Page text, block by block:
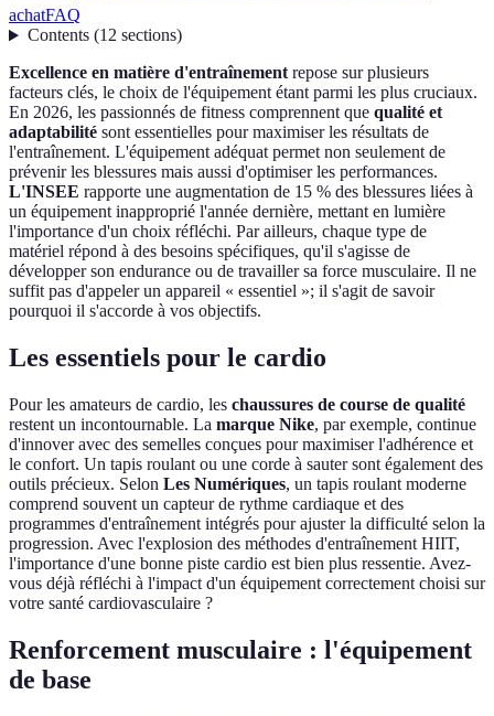
achatFAQ
Contents(12 sections)
Excellence en matière d'entraînementrepose sur plusieurs
facteurs clés, le choix de l'équipement étant parmi les plus cruciaux.
En 2026, les passionnés de fitness comprennent que qualité et
adaptabilité sont essentielles pour maximiser les résultats de
l'entraînement. L'équipement adéquat permet non seulement de
prévenir les blessures mais aussi d'optimiser les performances.
L'INSEE rapporte une augmentation de 15 % des blessures liées à
un équipement inapproprié l'année dernière, mettant en lumière
l'importance d'un choix réfléchi. Par ailleurs, chaque type de
matériel répond à des besoins spécifiques, qu'il s'agisse de
développer son endurance ou de travailler sa force musculaire. Il ne
suffit pas d'appeler un appareil « essentiel »; il s'agit de savoir
pourquoi il s'accorde à vos objectifs.
Les essentiels pour le cardio
Pour les amateurs de cardio, les chaussures de course de qualité
restent un incontournable. La marque Nike, par exemple, continue
d'innover avec des semelles conçues pour maximiser l'adhérence et
le confort. Un tapis roulant ou une corde à sauter sont également des
outils précieux. Selon Les Numériques, un tapis roulant moderne
comprend souvent un capteur de rythme cardiaque et des
programmes d'entraînement intégrés pour ajuster la difficulté selon la
progression. Avec l'explosion des méthodes d'entraînement HIIT,
l'importance d'une bonne piste cardio est bien plus ressentie. Avez-
vous déjà réfléchi à l'impact d'un équipement correctement choisi sur
votre santé cardiovasculaire ?
Renforcement musculaire : l'équipement
de base